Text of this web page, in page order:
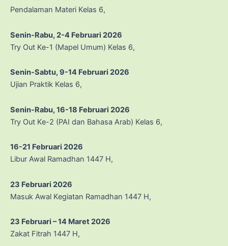
Pendalaman Materi Kelas 6,
Senin-Rabu, 2-4 Februari 2026
Try Out Ke-1 (Mapel Umum) Kelas 6,
Senin-Sabtu, 9-14 Februari 2026
Ujian Praktik Kelas 6,
Senin-Rabu, 16-18 Februari 2026
Try Out Ke-2 (PAI dan Bahasa Arab) Kelas 6,
16-21 Februari 2026
Libur Awal Ramadhan 1447 H,
23 Februari 2026
Masuk Awal Kegiatan Ramadhan 1447 H,
23 Februari – 14 Maret 2026
Zakat Fitrah 1447 H,